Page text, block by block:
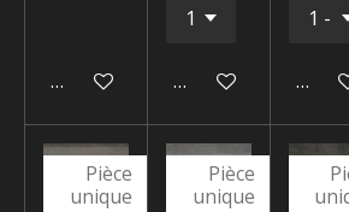
Ajouter au panierAjouter au panier
Pièce
unique
Pièce
unique